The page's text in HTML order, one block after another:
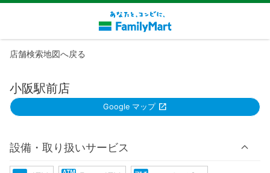
店舗検索地図へ戻る
小阪駅前店
Google マップ
設備・取り扱いサービス